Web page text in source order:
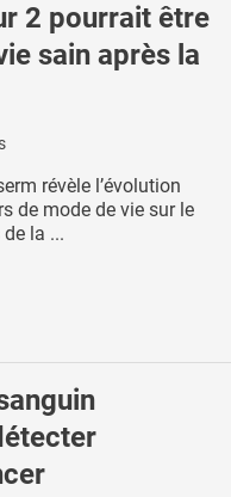
2 pourrait être
sain après la
révèle l’évolution
de mode de vie sur le
la ...